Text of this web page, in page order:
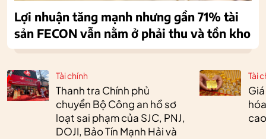
Tài chính
Thanh tra Chính phủ
chuyển Bộ Công an hồ sơ
loạt sai phạm của SJC, PNJ,
DOJI, Bảo Tín Mạnh Hải và
Tài
Lợi nhuận tăng mạnh nhưng gần 71% tài
sản FECON vẫn nằm ở phải thu và tồn kho